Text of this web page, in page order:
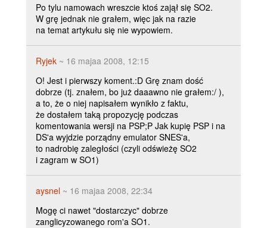
Po tylu namowach wreszcie ktoś zajął się SO2.
W grę jednak nie grałem, więc jak na razie
na temat artykułu się nie wypowiem.
Ryjek ~ 16 majaa 2008, 12:15
O! Jest i pierwszy koment.:D Grę znam dość
dobrze (tj. znałem, bo już daaawno nie grałem:/ ),
a to, że o niej napisałem wynikło z faktu,
że dostałem taką propozycję podczas
komentowania wersji na PSP;P Jak kupię PSP i na
DS'a wyjdzie porządny emulator SNES'a,
to nadrobię zaległości (czyli odświeżę SO2
i zagram w SO1)
aysnel ~ 16 majaa 2008, 22:34
Mogę ci nawet "dostarczyc" dobrze
zanglicyzowanego rom'a SO1.